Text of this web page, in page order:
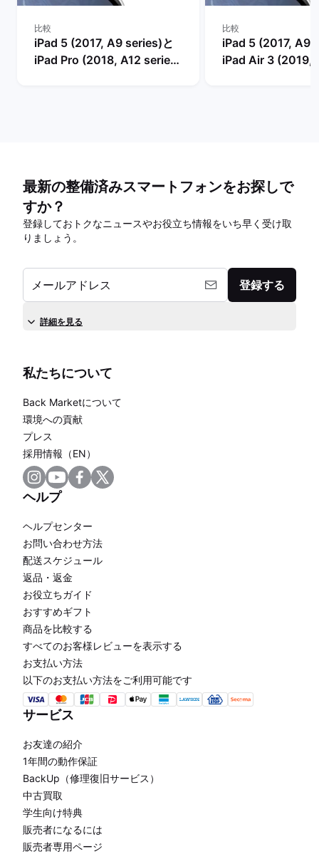
比較
iPad 5 (2017, A9 series)と
iPad Pro (2018, A12 series)
比較
iPad 5 (2017, A9
iPad Air 3 (2019,
最新の整備済みスマートフォンをお探しで
すか？
登録しておトクなニュースやお役立ち情報をいち早く受け取
りましょう。
メールアドレス 登録する
詳細を見る
私たちについて
Back Marketについて
環境への貢献
プレス
採用情報（EN）
ヘルプ
ヘルプセンター
お問い合わせ方法
配送スケジュール
返品・返金
お役立ちガイド
おすすめギフト
商品を比較する
すべてのお客様レビューを表示する
お支払い方法
以下のお支払い方法をご利用可能です
サービス
お友達の紹介
1年間の動作保証
BackUp（修理復旧サービス）
中古買取
学生向け特典
販売者になるには
販売者専用ページ